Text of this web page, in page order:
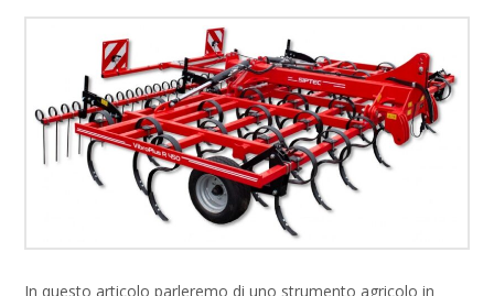
In questo articolo parleremo di uno strumento agricolo in